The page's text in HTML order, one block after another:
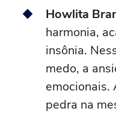
Howlita
harmonia,
insônia.
medo, a
emocionais.
pedra na